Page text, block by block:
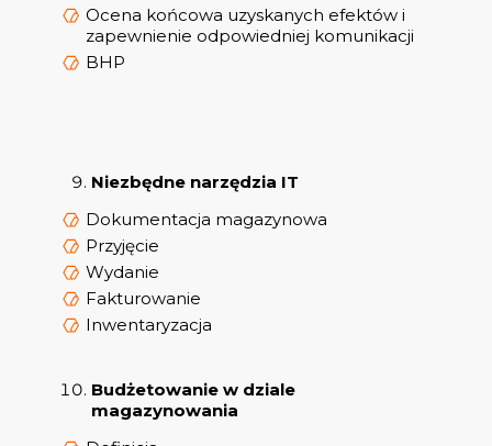
Ocena końcowa uzyskanych efektów i
zapewnienie odpowiedniej komunikacji
BHP
Niezbędne narzędzia IT
Dokumentacja magazynowa
Przyjęcie
Wydanie
Fakturowanie
Inwentaryzacja
Budżetowanie w dziale
magazynowania